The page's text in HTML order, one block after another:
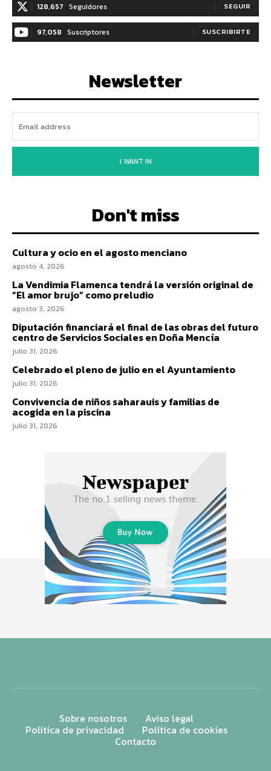
128,657 Seguidores SEGUIR
97,058 Suscriptores SUSCRIBIRTE
Newsletter
I WANT IN
Don't miss
Cultura y ocio en el agosto menciano
agosto 4, 2026
La Vendimia Flamenca tendrá la versión original de
“El amor brujo” como preludio
agosto 3, 2026
Diputación financiará el final de las obras del futuro
centro de Servicios Sociales en Doña Mencía
julio 31, 2026
Celebrado el pleno de julio en el Ayuntamiento
julio 31, 2026
Convivencia de niños saharauis y familias de
acogida en la piscina
julio 31, 2026
Sobre nosotros Aviso legal
Política de privacidad Política de cookies
Contacto